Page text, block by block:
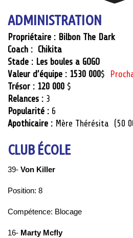
ADMINISTRATION
Propriétaire : Bilbon The Dark
Coach : Chikita
Stade : Les boules a GOGO
Valeur d’équipe : 1530 000$
Trésor : 120 000 $
Relances : 3
Popularité : 6
Apothicaire : Mère Thérésita (50
CLUB ÉCOLE
39- Von Killer
Position: 8
Compétence: Blocage
16- Marty Mcfly